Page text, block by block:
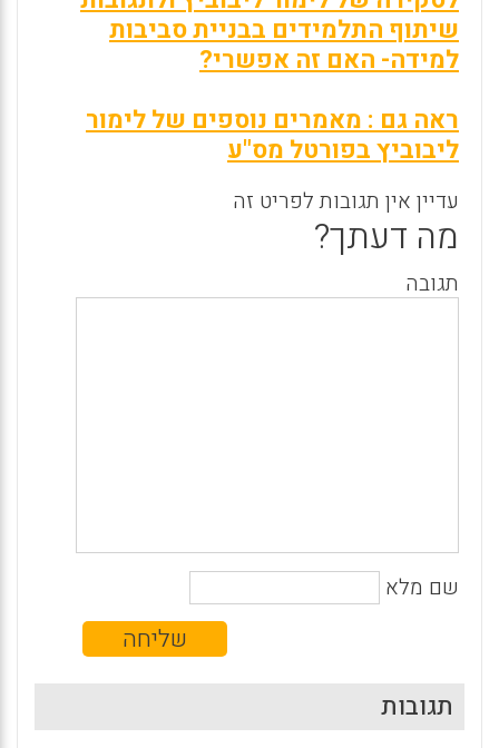
שיתוף התלמידים בבניית סביבות
למידה- האם זה אפשרי?
ראה גם : מאמרים נוספים של לימור
ליבוביץ בפורטל מס"ע
עדיין אין תגובות לפריט זה
מה דעתך?
תגובה
שם מלא
תגובות